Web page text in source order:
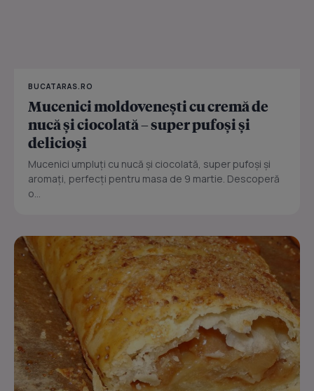
BUCATARAS.RO
Mucenici moldovenești cu cremă de
nucă și ciocolată – super pufoși și
delicioși
Mucenici umpluți cu nucă și ciocolată, super pufoși și
aromați, perfecți pentru masa de 9 martie. Descoperă
o...